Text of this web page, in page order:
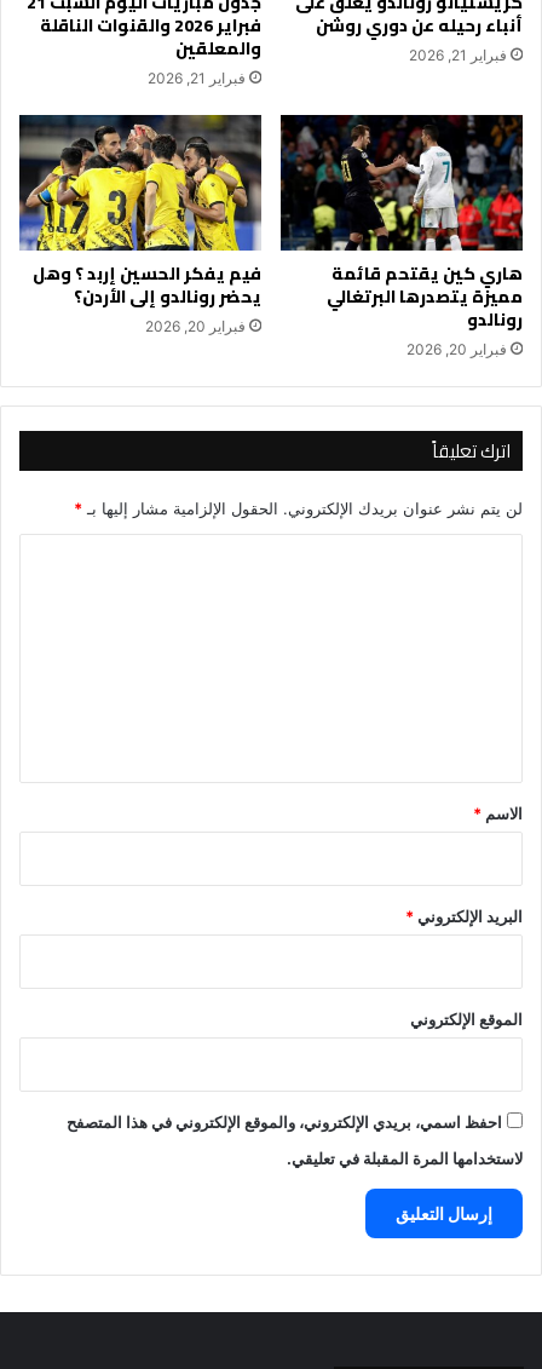
أنباء رحيله عن دوري روشن
فبراير 21, 2026
فبراير 2026 والقنوات الناقلة
والمعلقين
فبراير 21, 2026
هاري كين يقتحم قائمة
مميزة يتصدرها البرتغالي
رونالدو
فبراير 20, 2026
فيم يفكر الحسين إربد ؟ وهل
يحضر رونالدو إلى الأردن؟
فبراير 20, 2026
اترك تعليقاً
لن يتم نشر عنوان بريدك الإلكتروني. الحقول الإلزامية مشار إليها بـ*
*
الاسم *
البريد الإلكتروني*
الموقع الإلكتروني
احفظ اسمي، بريدي الإلكتروني، والموقع الإلكتروني في هذا المتصفح
لاستخدامها المرة المقبلة في تعليقي.